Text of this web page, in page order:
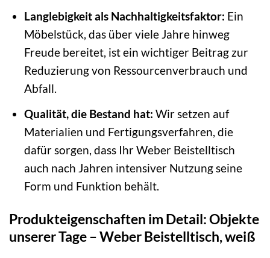
Langlebigkeit als Nachhaltigkeitsfaktor: Ein
Möbelstück, das über viele Jahre hinweg
Freude bereitet, ist ein wichtiger Beitrag zur
Reduzierung von Ressourcenverbrauch und
Abfall.
Qualität, die Bestand hat: Wir setzen auf
Materialien und Fertigungsverfahren, die
dafür sorgen, dass Ihr Weber Beistelltisch
auch nach Jahren intensiver Nutzung seine
Form und Funktion behält.
Produkteigenschaften im Detail: Objekte
unserer Tage – Weber Beistelltisch, weiß